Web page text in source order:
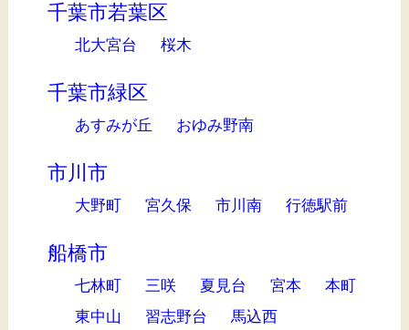
千葉市若葉区
北大宮台 桜木
千葉市緑区
あすみが丘 おゆみ野南
市川市
大野町 宮久保 市川南 行徳駅前
船橋市
七林町 三咲 夏見台 宮本
本町
東中山
習志野台 馬込西